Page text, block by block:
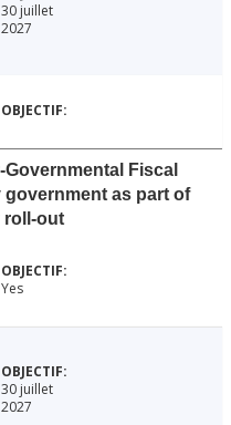
30 juillet
2027
Fiscal
as part of
roll-out
Yes
30 juillet
2027